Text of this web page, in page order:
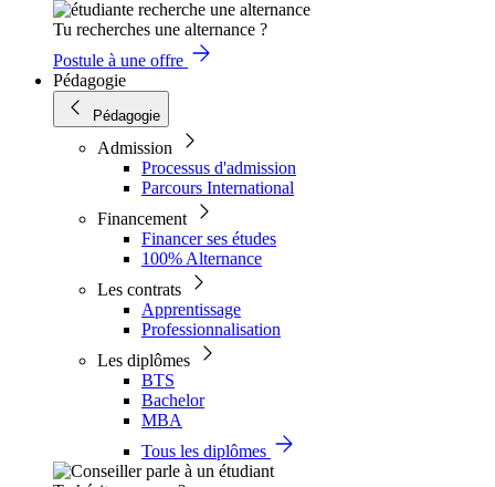
Tu recherches une alternance ?
Postule à une offre
Pédagogie
Pédagogie
Admission
Processus d'admission
Parcours International
Financement
Financer ses études
100% Alternance
Les contrats
Apprentissage
Professionnalisation
Les diplômes
BTS
Bachelor
MBA
Tous les diplômes